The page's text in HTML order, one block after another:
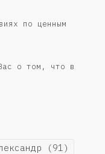
по ценным
о том, что в
(91)